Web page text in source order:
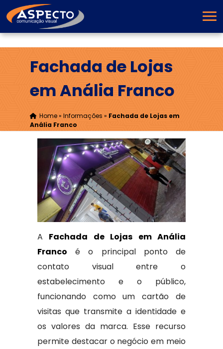
Fachada de Lojas
em Anália Franco
Home» Informações » Fachada de Lojas em
Anália Franco
A Fachada de Lojas em Anália
Franco é o principal ponto de
contato visual entre o
estabelecimento e o público,
funcionando como um cartão de
visitas que transmite a identidade e
os valores da marca. Esse recurso
permite destacar o negócio em meio